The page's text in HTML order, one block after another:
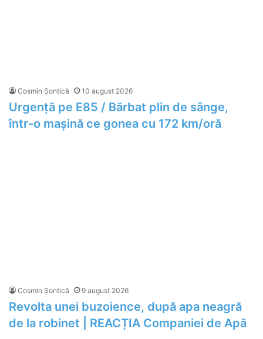
Cosmin Șontică 10 august 2026
Urgență pe E85 / Bărbat plin de sânge,
într-o mașină ce gonea cu 172 km/oră
Cosmin Șontică 9 august 2026
Revolta unei buzoience, după apa neagră
de la robinet | REACȚIA Companiei de Apă